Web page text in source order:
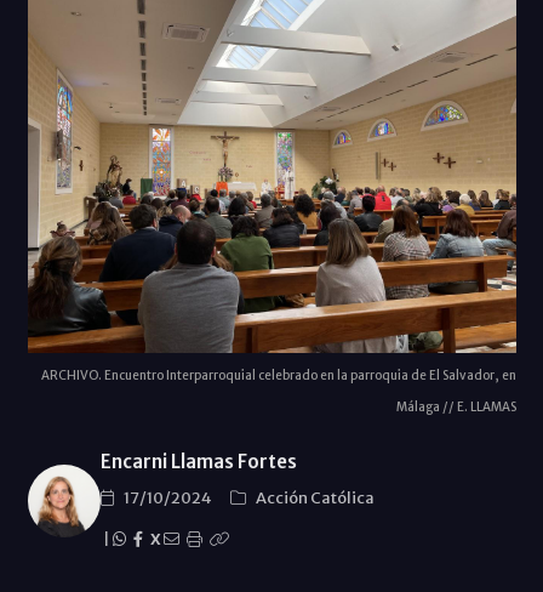
ARCHIVO. Encuentro Interparroquial celebrado en la parroquia de El Salvador, en
Málaga // E. LLAMAS
Encarni Llamas Fortes
17/10/2024
Acción Católica
X